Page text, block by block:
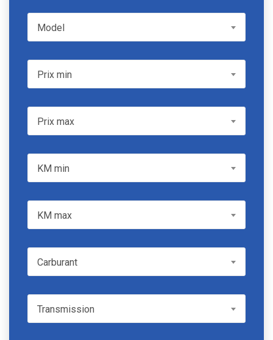
ModelModel
Prix minPrix min
Prix maxPrix max
KM min
KM max
CarburantCarburant
TransmissionTransmission